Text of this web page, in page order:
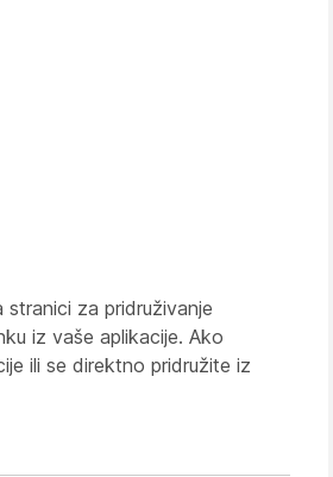
za pridruživanje
iz vaše aplikacije. Ako
ili se direktno pridružite iz